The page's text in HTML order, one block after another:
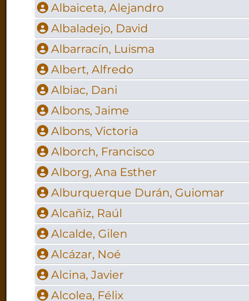
Albaiceta, Alejandro
Albaladejo, David
Albarracín, Luisma
Albert, Alfredo
Albiac, Dani
Albons, Jaime
Albons, Victoria
Alborch, Francisco
Alborg, Ana Esther
Alburquerque Durán, Guiomar
Alcañiz, Raúl
Alcalde, Gilen
Alcázar, Noé
Alcina, Javier
Alcolea, Félix